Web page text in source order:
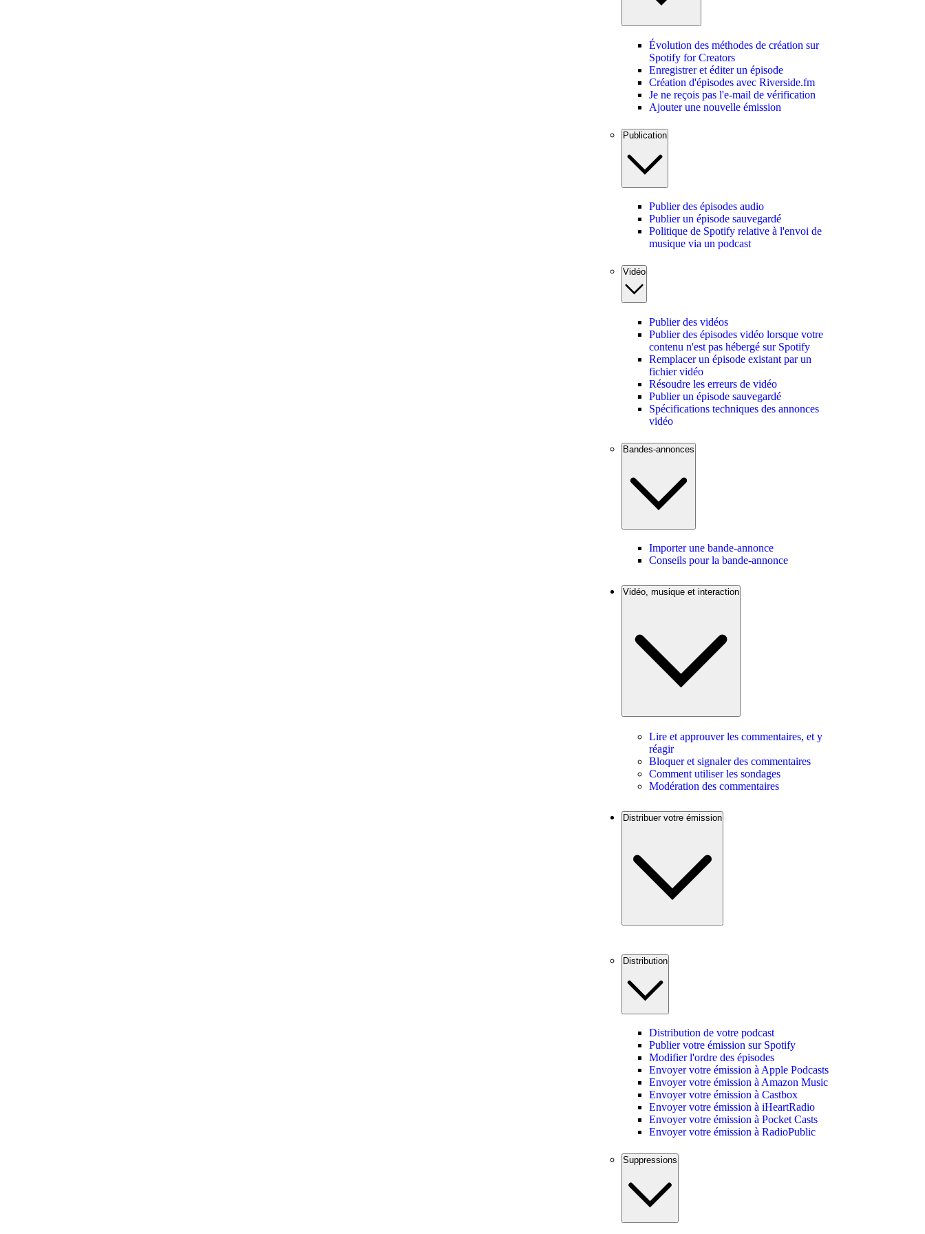
Évolution des méthodes de création sur
Spotify for Creators
Enregistrer et éditer un épisode
Création d'épisodes avec Riverside.fm
Je ne reçois pas l'e-mail de vérification
Ajouter une nouvelle émission
Publication
Publier des épisodes audio
Publier un épisode sauvegardé
Politique de Spotify relative à l'envoi de
musique via un podcast
Vidéo
Publier des vidéos
Publier des épisodes vidéo lorsque votre
contenu n'est pas hébergé sur Spotify
Remplacer un épisode existant par un
fichier vidéo
Résoudre les erreurs de vidéo
Publier un épisode sauvegardé
Spécifications techniques des annonces
vidéo
Bandes-annonces
Importer une bande-annonce
Conseils pour la bande-annonce
Vidéo, musique et interaction
Lire et approuver les commentaires, et y
réagir
Bloquer et signaler des commentaires
Comment utiliser les sondages
Modération des commentaires
Distribuer votre émission
Distribution
Distribution de votre podcast
Publier votre émission sur Spotify
Modifier l'ordre des épisodes
Envoyer votre émission à Apple Podcasts
Envoyer votre émission à Amazon Music
Envoyer votre émission à Castbox
Envoyer votre émission à iHeartRadio
Envoyer votre émission à Pocket Casts
Envoyer votre émission à RadioPublic
Suppressions